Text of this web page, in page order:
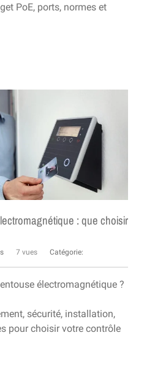
PoE, ports, normes et
: que choisir
7 vues Catégorie:
électromagnétique ?
sécurité, installation,
pour choisir votre contrôle